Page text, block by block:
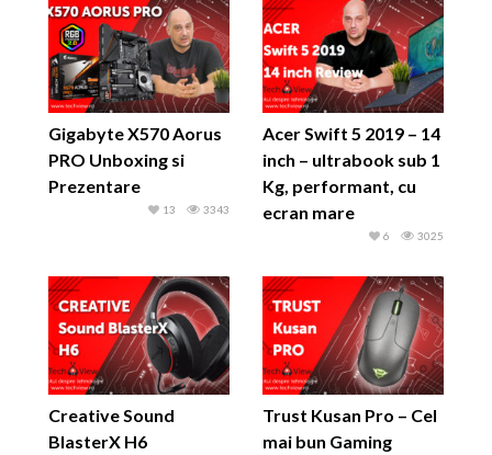
Gigabyte X570 Aorus
PRO Unboxing si
Prezentare
3343
13
Acer Swift 5 2019 – 14
inch – ultrabook sub 1
Kg, performant, cu
ecran mare
3025
6
Creative Sound
BlasterX H6
Trust Kusan Pro – Cel
mai bun Gaming